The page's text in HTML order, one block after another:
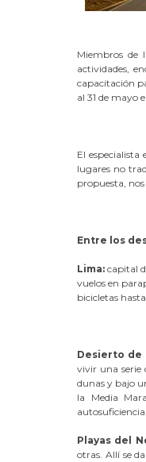
Miembros de
actividades,
capacitación
al 31 de mayo
El especialista
lugares no
propuesta,
Entre los
Lima:capital
vuelos en
bicicletas
Desierto de
vivir una serie
dunas y bajo
la Media
autosuficiencia.
Playas del
otras. Allí se